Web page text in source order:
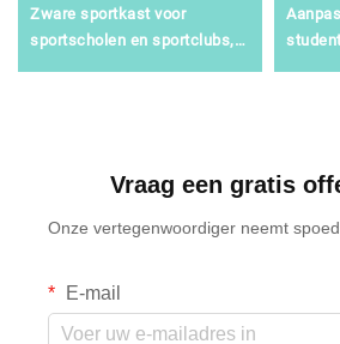
Zware sportkast voor
sportscholen en sportclubs,
Vraag een gratis
Onze vertegenwoordiger neemt
E-mail